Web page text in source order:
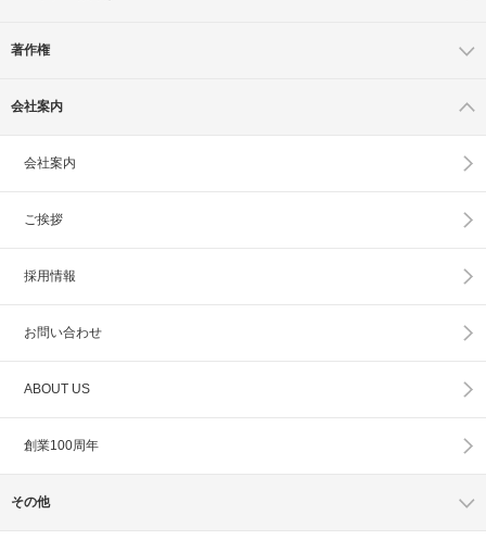
著作権
会社案内
会社案内
ご挨拶
採用情報
お問い合わせ
ABOUT US
創業100周年
その他